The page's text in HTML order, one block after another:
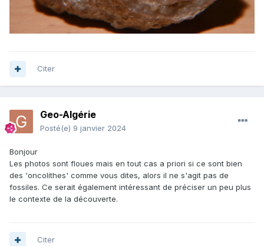
Citer
Geo-Algérie
Posté(e) 9 janvier 2024
Bonjour
Les photos sont floues mais en tout cas a priori si ce sont bien
des 'oncolithes' comme vous dites, alors il ne s'agit pas de
fossiles. Ce serait également intéressant de préciser un peu plus
le contexte de la découverte.
Citer